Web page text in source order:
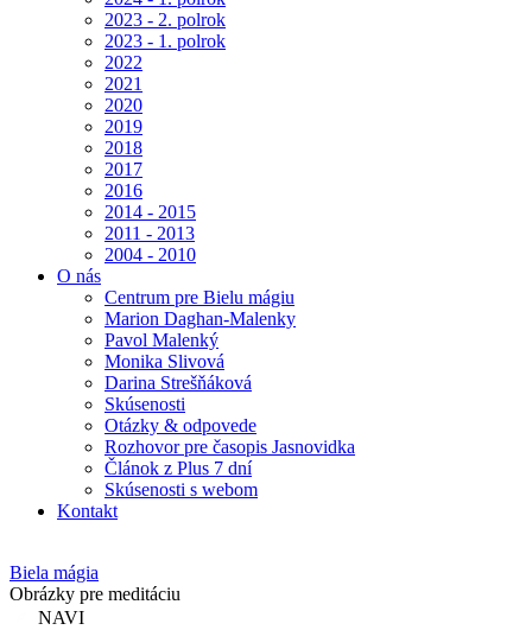
2023 - 2. polrok
2023 - 1. polrok
2022
2021
2020
2019
2018
2017
2016
2014 - 2015
2011 - 2013
2004 - 2010
O nás
Centrum pre Bielu mágiu
Marion Daghan-Malenky
Pavol Malenký
Monika Slivová
Darina Strešňáková
Skúsenosti
Otázky & odpovede
Rozhovor pre časopis Jasnovidka
Článok z Plus 7 dní
Skúsenosti s webom
Kontakt
Biela mágia
Obrázky pre meditáciu
NAVI